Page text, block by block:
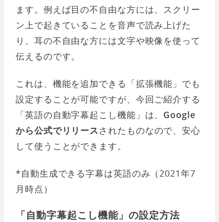
ます。例えば目の不自由な方には、スクリー
ン上で起きていることを音声で読み上げた
り、耳の不自由な方には文字や映像を使って
伝えるのです。
これは、機能を追加できる「拡張機能」でも
設定することが可能ですが、今回ご紹介する
「英語の自動字幕起こし機能」は、 Google
から公式でリリースされたものなので、安心
して使うことができます。
*自動生成できる字幕は英語のみ（2021年7
月時点）
「自動字幕起こし機能」の設定方法